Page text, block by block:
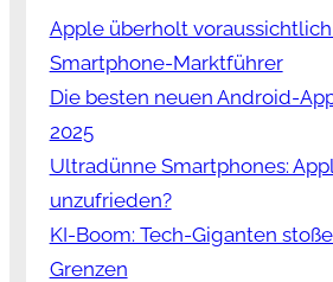
Apple überholt
Smartphone-Marktführer
Die besten neuen Android-
2025
Ultradünne Smartphones:
unzufrieden?
KI-Boom: Tech-Giganten
Grenzen